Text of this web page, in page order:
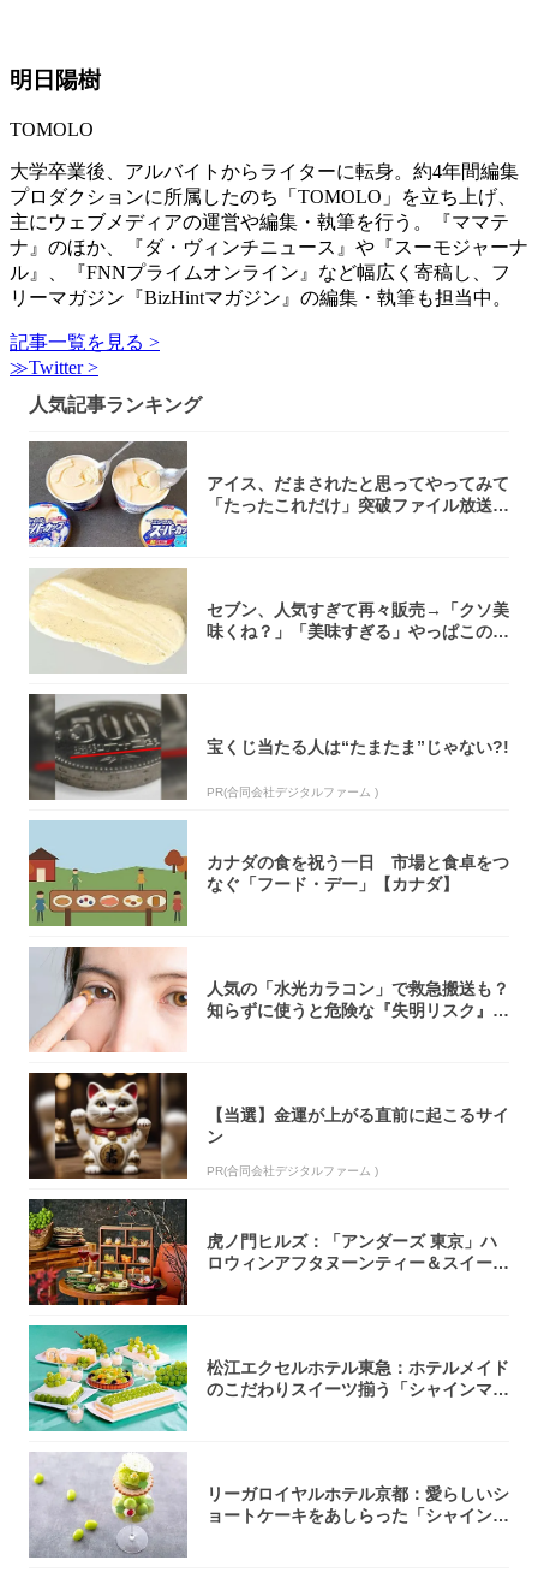
明日陽樹
TOMOLO
大学卒業後、アルバイトからライターに転身。約4年間編集
プロダクションに所属したのち「TOMOLO」を立ち上げ、
主にウェブメディアの運営や編集・執筆を行う。『ママテ
ナ』のほか、『ダ・ヴィンチニュース』や『スーモジャーナ
ル』、『FNNプライムオンライン』など幅広く寄稿し、フ
リーマガジン『BizHintマガジン』の編集・執筆も担当中。
記事一覧を見る >
≫Twitter >
人気記事ランキング
アイス、だまされたと思ってやってみて
「たったこれだけ」突破ファイル放送で
セブン、人気すぎて再々販売→「クソ美
味くね？」「美味すぎる」やっぱこのク
宝くじ当たる人は“たまたま”じゃない?!
PR(合同会社デジタルファーム )
カナダの食を祝う一日 市場と食卓をつ
なぐ「フード・デー」【カナダ】
人気の「水光カラコン」で救急搬送も？
知らずに使うと危険な『失明リスク』と
【当選】金運が上がる直前に起こるサイ
ン
PR(合同会社デジタルファーム )
虎ノ門ヒルズ：「アンダーズ 東京」ハ
ロウィンアフタヌーンティー＆スイーツ
松江エクセルホテル東急：ホテルメイド
のこだわりスイーツ揃う「シャインマス
リーガロイヤルホテル京都：愛らしいシ
ョートケーキをあしらった「シャインマ